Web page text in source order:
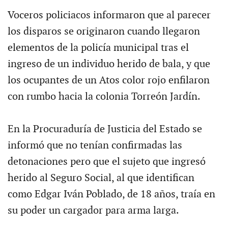
Voceros policiacos informaron que al parecer
los disparos se originaron cuando llegaron
elementos de la policía municipal tras el
ingreso de un individuo herido de bala, y que
los ocupantes de un Atos color rojo enfilaron
con rumbo hacia la colonia Torreón Jardín.
En la Procuraduría de Justicia del Estado se
informó que no tenían confirmadas las
detonaciones pero que el sujeto que ingresó
herido al Seguro Social, al que identifican
como Edgar Iván Poblado, de 18 años, traía en
su poder un cargador para arma larga.